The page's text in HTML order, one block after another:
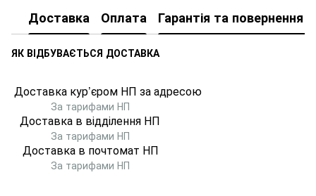
Доставка Оплата Гарантія та повернення
ЯК ВІДБУВАЄТЬСЯ ДОСТАВКА
Доставка кур’єром НП за адресою
За тарифами НП
Доставка в відділення НП
За тарифами НП
Доставка в почтомат НП
За тарифами НП